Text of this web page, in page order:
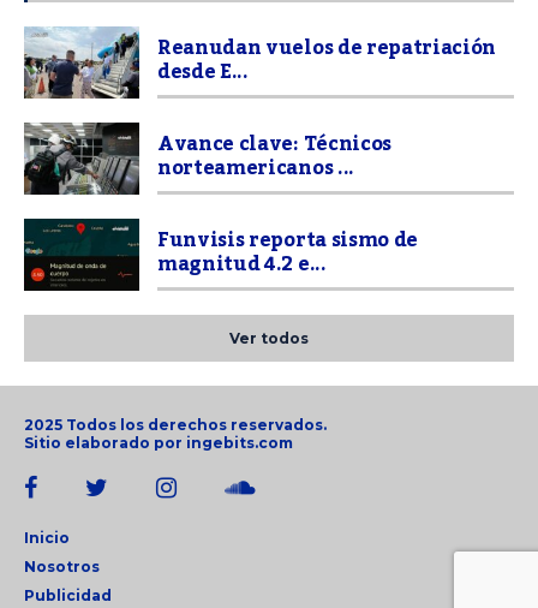
Reanudan vuelos de repatriación
desde E...
Avance clave: Técnicos
norteamericanos ...
Funvisis reporta sismo de
magnitud 4.2 e...
Ver todos
2025 Todos los derechos reservados.
Sitio elaborado por ingebits.com
Inicio
Nosotros
Publicidad